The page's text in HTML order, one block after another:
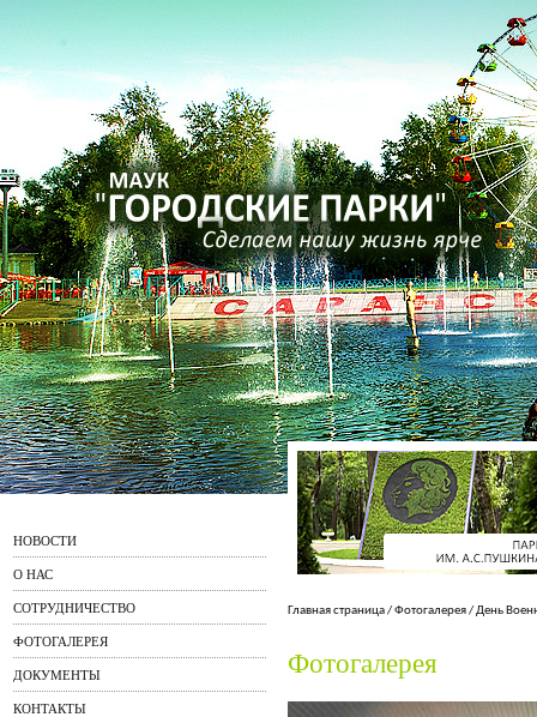
НОВОСТИ
О НАС
СОТРУДНИЧЕСТВО
ФОТОГАЛЕРЕЯ
ДОКУМЕНТЫ
КОНТАКТЫ
Главная страница/Фотогалерея/День
Фотогалерея